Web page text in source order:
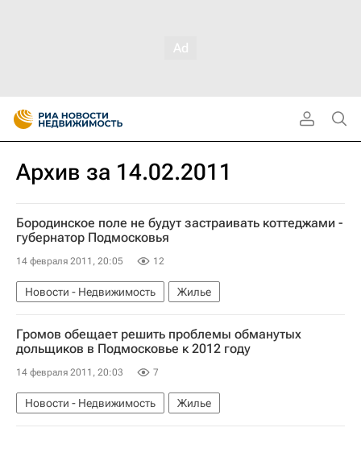
Архив за 14.02.2011
Бородинское поле не будут застраивать коттеджами -
губернатор Подмосковья
14 февраля 2011, 20:05 12
Новости - Недвижимость Жилье
Громов обещает решить проблемы обманутых
дольщиков в Подмосковье к 2012 году
14 февраля 2011, 20:03 7
Новости - Недвижимость Жилье